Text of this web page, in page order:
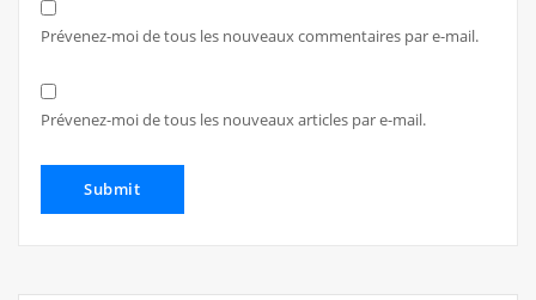
Prévenez-moi de tous les nouveaux commentaires par e-mail.
Prévenez-moi de tous les nouveaux articles par e-mail.